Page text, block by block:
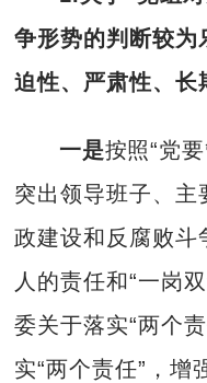
争形势的判断较为
迫性、严肃性、长
一是按照“党
突出领导班子、主
政建设和反腐败斗
人的责任和“一岗
委关于落实“两个
实“两个责任”，增